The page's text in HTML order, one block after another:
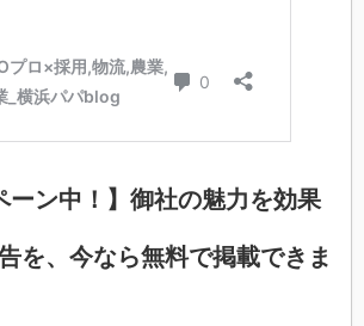
ーン中！】御社の魅力を効果
を、今なら無料で掲載できま